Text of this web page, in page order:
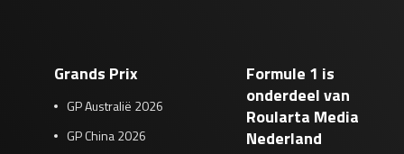
Grands Prix
GP Australië 2026
GP China 2026
Formule 1 is
onderdeel van
Roularta Media
Nederland